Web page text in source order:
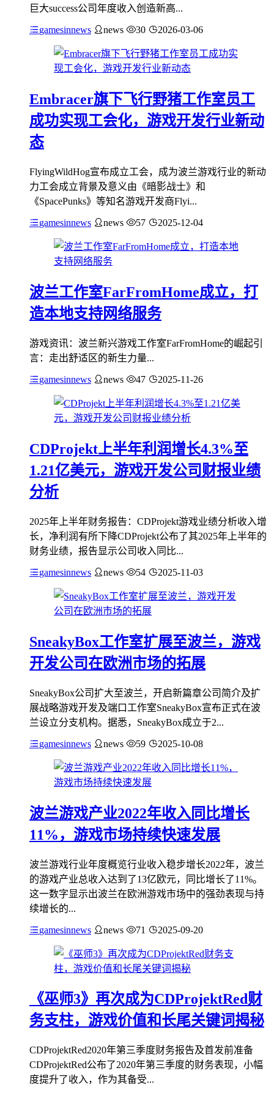
巨大success公司年度收入创造新高...
gamesinnews news 30 2026-03-06
Embracer旗下飞行野猪工作室员工
成功实现工会化，游戏开发行业新动
态
FlyingWildHog宣布成立工会，成为波兰游戏行业的新动
力工会成立背景及意义由《暗影战士》和
《SpacePunks》等知名游戏开发商Flyi...
gamesinnews news 57 2025-12-04
波兰工作室FarFromHome成立，打
造本地支持网络服务
游戏资讯：波兰新兴游戏工作室FarFromHome的崛起引
言：走出舒适区的新生力量...
gamesinnews news 47 2025-11-26
CDProjekt上半年利润增长4.3%至
1.21亿美元，游戏开发公司财报业绩
分析
2025年上半年财务报告：CDProjekt游戏业绩分析收入增
长，净利润有所下降CDProjekt公布了其2025年上半年的
财务业绩，报告显示公司收入同比...
gamesinnews news 54 2025-11-03
SneakyBox工作室扩展至波兰，游戏
开发公司在欧洲市场的拓展
SneakyBox公司扩大至波兰，开启新篇章公司简介及扩
展战略游戏开发及端口工作室SneakyBox宣布正式在波
兰设立分支机构。据悉，SneakyBox成立于2...
gamesinnews news 59 2025-10-08
波兰游戏产业2022年收入同比增长
11%，游戏市场持续快速发展
波兰游戏行业年度概览行业收入稳步增长2022年，波兰
的游戏产业总收入达到了13亿欧元，同比增长了11%。
这一数字显示出波兰在欧洲游戏市场中的强劲表现与持
续增长的...
gamesinnews news 71 2025-09-20
《巫师3》再次成为CDProjektRed财
务支柱，游戏价值和长尾关键词揭秘
CDProjektRed2020年第三季度财务报告及首发前准备
CDProjektRed公布了2020年第三季度的财务表现，小幅
度提升了收入，作为其备受...